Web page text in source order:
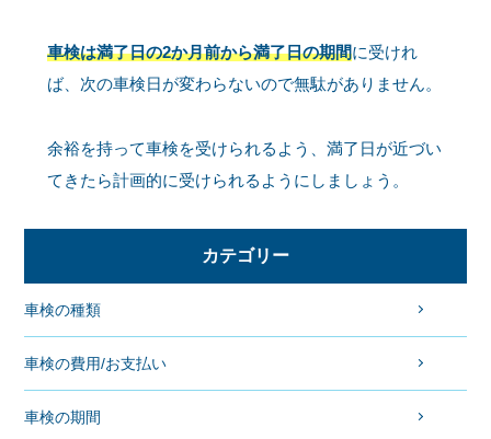
車検は満了日の2か月前から満了日の期間に受けれ
ば、次の車検日が変わらないので無駄がありません。
余裕を持って車検を受けられるよう、満了日が近づい
てきたら計画的に受けられるようにしましょう。
カテゴリー
車検の種類
車検の費用/お支払い
車検の期間